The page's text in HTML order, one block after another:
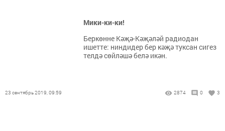
Мики-ки-ки!
Беркөнне Кәҗә-Кәҗәләй радиодан
ишетте: нинди­дер бер кәҗә туксан сигез
телдә сөйләшә белә икән.
23 сентябрь 2019, 09:59 2874 0 3